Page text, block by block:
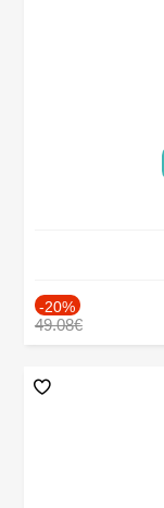
-20%
49.08€